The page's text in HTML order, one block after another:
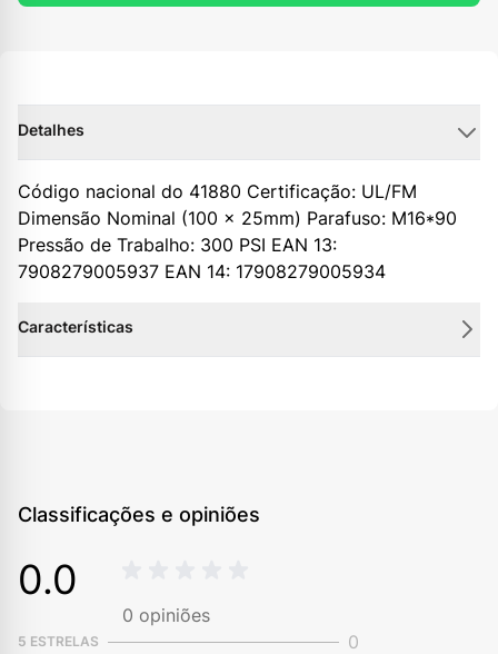
Detalhes
Código nacional do 41880 Certificação: UL/FM
Dimensão Nominal (100 x 25mm) Parafuso: M16*90
Pressão de Trabalho: 300 PSI EAN 13:
7908279005937 EAN 14: 17908279005934
Características
Classificações e opiniões
0.0
0 opiniões
5 ESTRELAS 0